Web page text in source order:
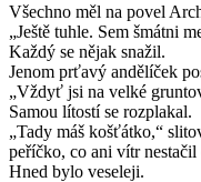
Všechno měl na povel
„Ještě tuhle. Sem šmátni
Každý se nějak snažil.
Jenom prťavý andělíček
„Vždyť jsi na velké
Samou lítostí se rozplakal.
„Tady máš košťátko,“
peříčko, co ani vítr
Hned bylo veseleji.